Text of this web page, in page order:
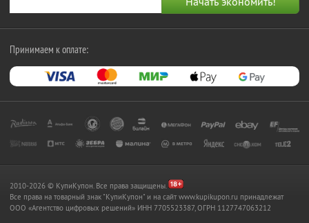
Принимаем к оплате:
2010-2026 © КупиКупон. Все права защищены.
Все права на товарный знак "КупиКупон" и на сайт www.kupikupon.ru принадлежат
OOO «Агентство цифровых решений» ИНН 7705523387, ОГРН 1127747063212